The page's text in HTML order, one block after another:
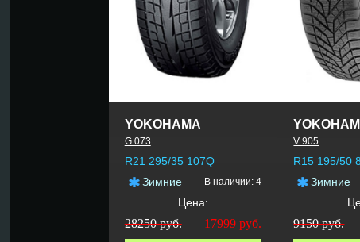
YOKOHAMA
G 073
R21 295/35 107Q
Зимние
В наличии: 4
Цена:
28250 руб. 17999руб.
V 905
R15 195/50
Зимние
9150 руб.